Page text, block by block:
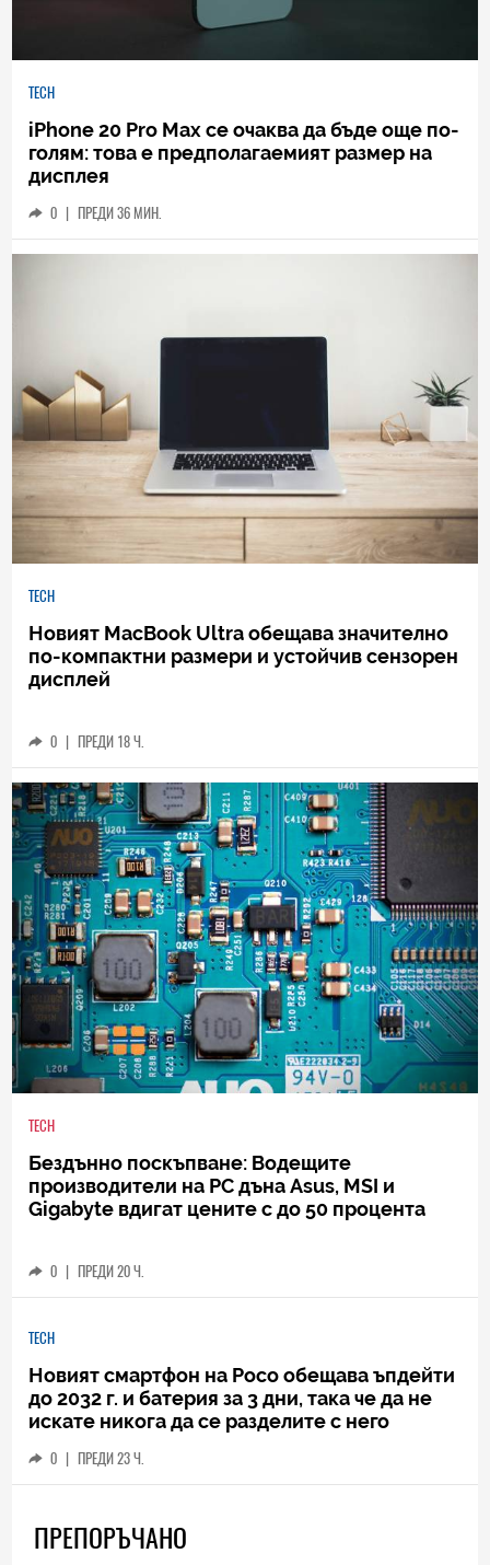
TECH
iPhone 20 Pro Max се очаква да бъде още по-
голям: това е предполагаемият размер на
дисплея
0 | ПРЕДИ 36 МИН.
TECH
Новият MacBook Ultra обещава значително
по-компактни размери и устойчив сензорен
дисплей
0 ПРЕДИ 18 Ч.
TECH
Бездънно поскъпване: Водещите
производители на РС дъна Asus, MSI и
Gigabyte вдигат цените с до 50 процента
0 | ПРЕДИ 20 Ч.
TECH
Новият смартфон на Poco обещава ъпдейти
до 2032 г. и батерия за 3 дни, така че да не
искате никога да се разделите с него
0 | ПРЕДИ 23 Ч.
ПРЕПОРЪЧАНО